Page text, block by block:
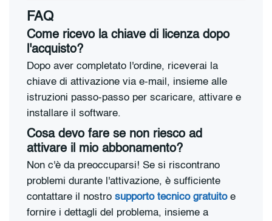
FAQ
Come ricevo la chiave di licenza dopo
l'acquisto?
Dopo aver completato l'ordine, riceverai la
chiave di attivazione via e-mail, insieme alle
istruzioni passo-passo per scaricare, attivare e
installare il software.
Cosa devo fare se non riesco ad
attivare il mio abbonamento?
Non c'è da preoccuparsi! Se si riscontrano
problemi durante l'attivazione, è sufficiente
contattare il nostro supporto tecnico gratuitoe
fornire i dettagli del problema, insieme a